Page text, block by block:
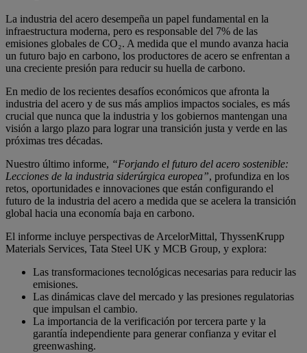
La industria del acero desempeña un papel fundamental en la
infraestructura moderna, pero es responsable del 7% de las
emisiones globales de CO₂. A medida que el mundo avanza hacia
un futuro bajo en carbono, los productores de acero se enfrentan a
una creciente presión para reducir su huella de carbono.
En medio de los recientes desafíos económicos que afronta la
industria del acero y de sus más amplios impactos sociales, es más
crucial que nunca que la industria y los gobiernos mantengan una
visión a largo plazo para lograr una transición justa y verde en las
próximas tres décadas.
Nuestro último informe, “Forjando el futuro del acero sostenible:
Lecciones de la industria siderúrgica europea”, profundiza en los
retos, oportunidades e innovaciones que están configurando el
futuro de la industria del acero a medida que se acelera la transición
global hacia una economía baja en carbono.
El informe incluye perspectivas de ArcelorMittal, ThyssenKrupp
Materials Services, Tata Steel UK y MCB Group, y explora:
Las transformaciones tecnológicas necesarias para reducir las
emisiones.
Las dinámicas clave del mercado y las presiones regulatorias
que impulsan el cambio.
La importancia de la verificación por tercera parte y la
garantía independiente para generar confianza y evitar el
greenwashing.